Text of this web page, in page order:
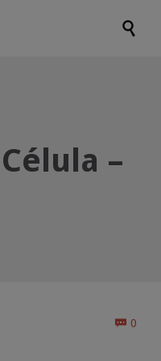

–
 0